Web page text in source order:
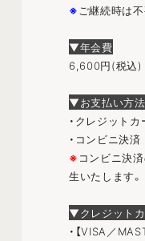
※ご継続時は不
▼年会費
6,600円(税込)
▼お支払い方法
・クレジット
・コンビニ決済
※ コンビニ決
生いたします。
▼クレジット
・【VISA／